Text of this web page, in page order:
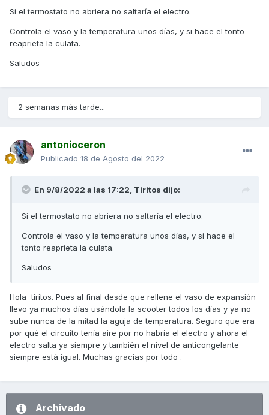
falta la dinamométrica, y si se usa esta solo puede
estén "pegados" por el tiempo y falseen el torque. ¿Cómo
se puede realizar un reapriete entonces? Se marca la
zona) con un rotulador indeleble o pintura, de manera que
si han cedido con mucha facilidad, apretar otros 60º.
distribución para sustituir la junta.
queda siempre en el mismo nivel
Si el termostato no abriera no saltaría el electro.
Controla el vaso y la temperatura unos días, y si hace el tonto
reaprieta la culata.
Saludos
2 semanas más tarde...
antonioceron
Publicado 18 de Agosto del 2022
En 9/8/2022 a las 17:22, Tiritos dijo:
Si el termostato no abriera no saltaría el electro.
Controla el vaso y la temperatura unos días, y si hace el
tonto reaprieta la culata.
Saludos
Hola tiritos. Pues al final desde que rellene el vaso de expansión
llevo ya muchos días usándola la scooter todos los días y ya no
sube nunca de la mitad la aguja de temperatura. Seguro que era
por qué el circuito tenía aire por no habría el electro y ahora el
electro salta ya siempre y también el nivel de anticongelante
siempre está igual. Muchas gracias por todo .
Archivado